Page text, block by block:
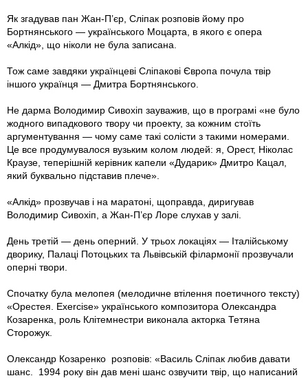
Як згадував пан Жан-П’єр, Сліпак розповів йому про
Бортнянського — українського Моцарта, в якого є опера
«Алкід», що ніколи не була записана.
Тож саме завдяки українцеві Сліпакові Європа почула твір
іншого українця — Дмитра Бортнянського.
Не дарма Володимир Сивохіп зауважив, що в програмі «не було
жодного випадкового твору чи проекту, за кожним стоїть
аргументування — чому саме такі солісти з такими номерами.
Це все продумувалося вузьким колом людей: я, Орест, Ніколас
Краузе, теперішній керівник капели «Дударик» Дмитро Кацал,
який буквально підставив плече».
«Алкід» прозвучав і на маратоні, щоправда, диригував
Володимир Сивохіп, а Жан-П’єр Лоре слухав у залі.
День третій — день оперний. У трьох локаціях — Італійському
дворику, Палацi Потоцьких та Львівській філармонії прозвучали
оперні твори.
Спочатку була мелопея (мелодичне втілення поетичного тексту)
«Орестея. Exercise» українського композитора Олександра
Козаренка, роль Клітемнестри виконала акторка Тетяна
Сторожук.
Олександр Козаренко розповів: «Василь Сліпак любив давати
шанс. 1994 року він дав мені шанс озвучити твір, що написаний